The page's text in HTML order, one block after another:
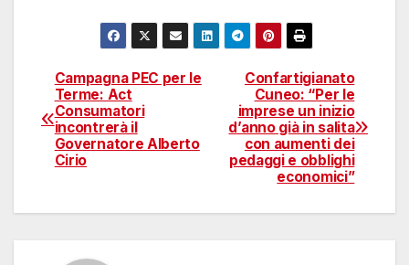
Navigazione
articoli
Confartigianato
Cuneo: “Per le
imprese un inizio
d’anno già in salita
con aumenti dei
pedaggi e obblighi
economici”
Campagna PEC per le
Terme: Act
Consumatori
incontrerà il
Governatore Alberto
Cirio